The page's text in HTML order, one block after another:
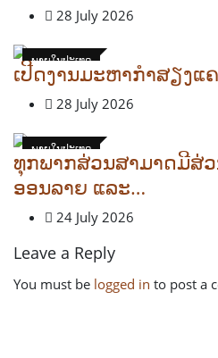
28 July 2026
ພາຍໃນປະເທດ
ເປີດງານມະຫາກຳສຽງ
28 July 2026
ພາຍໃນປະເທດ
ທຸກພາກສ່ວນສາມາດມີສ່
ອອນລາຍ ແລະ…
24 July 2026
Leave a Reply
You must be logged in to post a